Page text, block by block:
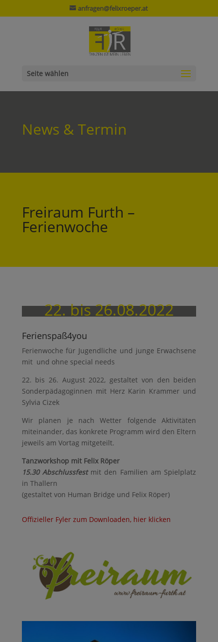
anfragen@felixroeper.at
Seite wählen
News & Termin
Freiraum Furth –
Ferienwoche
22. bis 26.08.2022
Ferienspaß4you
Ferienwoche für Jugendliche und junge Erwachsene
mit und ohne special needs
­22. bis 26. August 2022, gestaltet von den beiden
Sonderpädagoginnen mit Herz Karin Krammer und
Sylvia Cizek
Wir planen je nach Wetter folgende Aktivitäten
miteinander, das konkrete Programm wird den Eltern
jeweils am Vortag mitgeteilt.
Tanzworkshop mit Felix Röper
15.30 Abschlussfestmit den Familien am Spielplatz
in Thallern
(gestaltet von Human Bridge und Felix Röper)
Offizieller Fyler zum Downloaden, hier klicken